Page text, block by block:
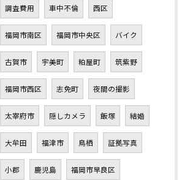
調査費用 車中不倫 西区
福岡市南区 福岡市中央区 バイク
古賀市 宇美町 粕屋町 筑紫野
福岡市西区 志免町 夜間の撮影
太宰府市 隠しカメラ 飯塚 結婚
大牟田 福津市 鳥栖 証拠写真
小郡 鹿児島 福岡市早良区